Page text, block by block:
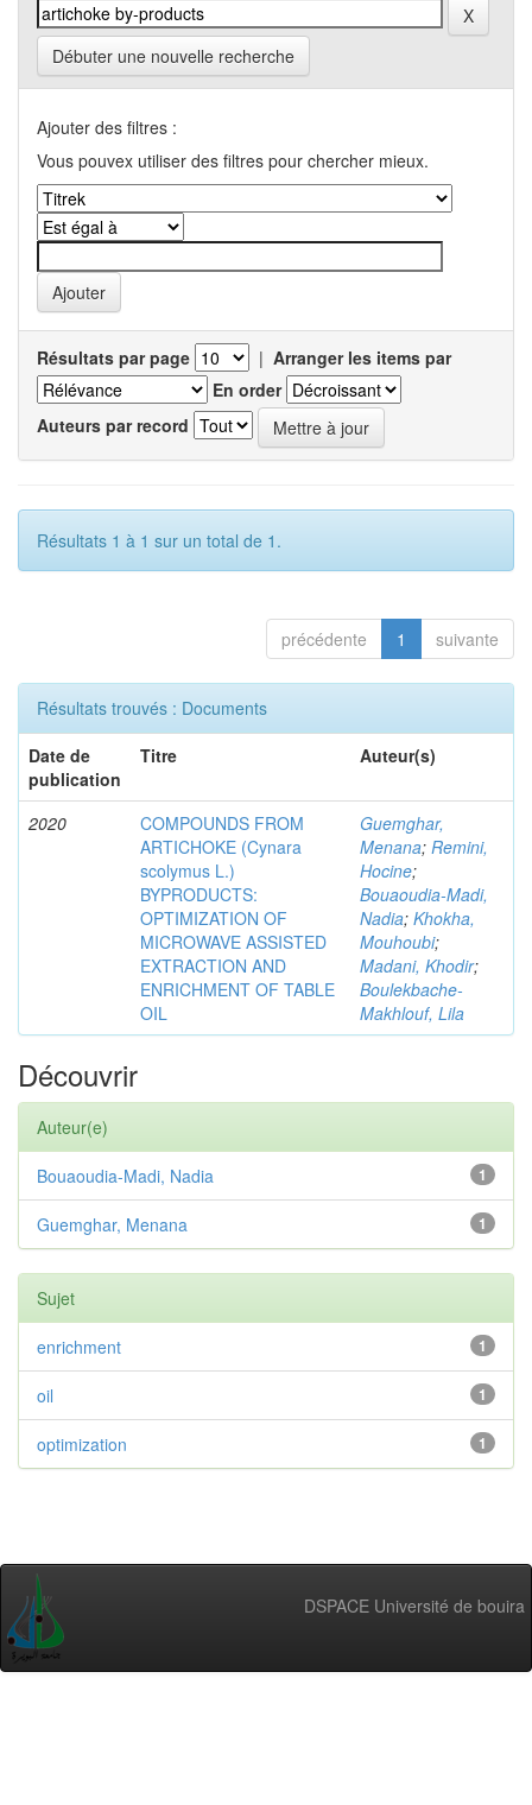
Débuter une nouvelle recherche
Ajouter des filtres :
Vous pouvex utiliser des filtres pour chercher mieux.
Résultats par page | Arranger les items par
En order
Auteurs par record
Résultats 1 à 1 sur un total de 1.
précédente 1 suivante
Résultats trouvés : Documents
Date de
publication
Titre Auteur(s)
2020
COMPOUNDS FROM
ARTICHOKE (Cynara
scolymus L.)
BYPRODUCTS:
OPTIMIZATION OF
MICROWAVE ASSISTED
EXTRACTION AND
ENRICHMENT OF TABLE
OIL
Guemghar,
Menana; Remini,
Hocine;
Bouaoudia-Madi,
Nadia; Khokha,
Mouhoubi;
Madani, Khodir;
Boulekbache-
Makhlouf, Lila
Découvrir
Auteur(e)
1
Bouaoudia-Madi, Nadia
1
Guemghar, Menana
Sujet
1
enrichment
1
oil
1
optimization
DSPACE Université de bouira